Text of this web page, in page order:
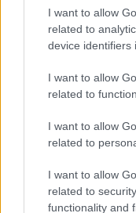
I want to allow
related to
device identifiers
I want to allow
related to
I want to allow
related to
I want to allow
related to
functionality and
Θέμης
μπορεί να
Θεσσαλονίκη:
OPEN από την
μάχη ακόμα και
απειλές των
Αστυνομικό
απελευθέρωσε